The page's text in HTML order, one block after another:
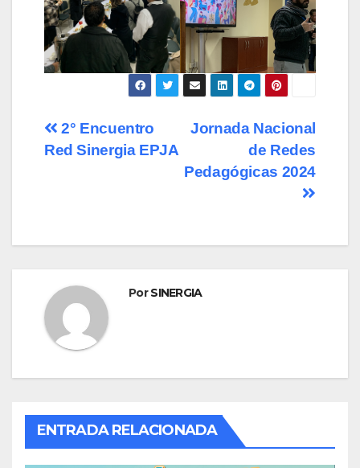
Navegación
Jornada Nacional
de Redes
Pedagógicas 2024
2° Encuentro
Red Sinergia EPJA
PorSINERGIA
ENTRADA RELACIONADA